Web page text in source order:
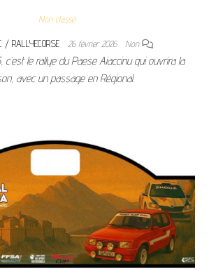
Non classé
/ RALLYECORSE 26 février 2026 Non
c’est le rallye du Paese Aiaccinu qui ouvrira la
avec un passage en Régional.